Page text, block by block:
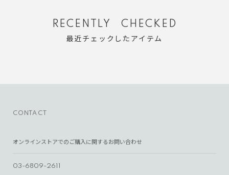
RECENTLY CHECKED
最近チェックしたアイテム
CONTACT
オンラインストアでのご購入に関するお問い合わせ
03-6809-2611